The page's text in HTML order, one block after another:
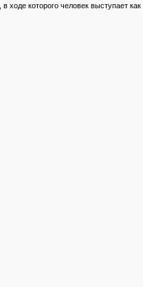
ходе которого человек выступает